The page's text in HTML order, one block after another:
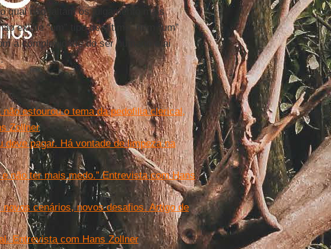
qual não faltam os julgamento mais
existe “um” tipo de vítima, nem “um”
a complexidade do ser humano e aí
estourou o tema da pedofilia clerical,
Zollner
deve pagar. Há vontade de limpeza na
não ter mais medo.” Entrevista com Hans
cenários, novos desafios. Artigo de
Entrevista com Hans Zollner